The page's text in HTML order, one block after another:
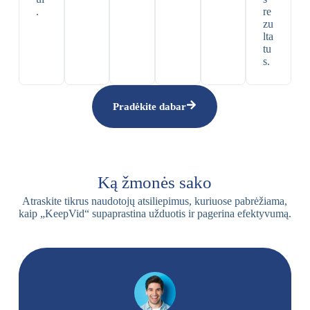
.
re
zu
lta
tu
s.
Pradėkite dabar
Ką žmonės sako
Atraskite tikrus naudotojų atsiliepimus, kuriuose pabrėžiama,
kaip „KeepVid“ supaprastina užduotis ir pagerina efektyvumą.